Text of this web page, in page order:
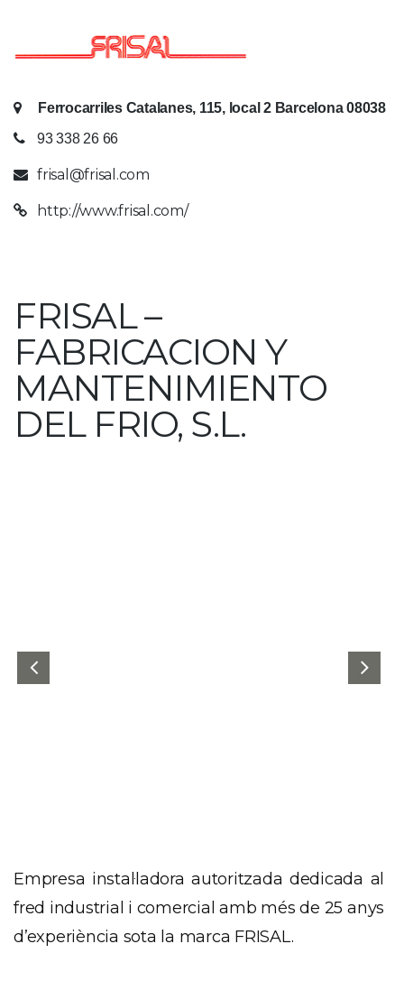
Ferrocarriles Catalanes, 115, local 2 Barcelona 08038
93 338 26 66
frisal@frisal.com
http://www.frisal.com/
FRISAL –
FABRICACION Y
MANTENIMIENTO
DEL FRIO, S.L.
Empresa instal·ladora autoritzada dedicada al
fred industrial i comercial amb més de 25 anys
d’experiència sota la marca FRISAL.